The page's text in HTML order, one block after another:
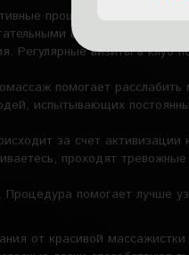
процессы в зоне
веществами.
Регулярные визиты в клуб
помогает
испытывающих
за счет
проходят
помогает лучше
от красивой